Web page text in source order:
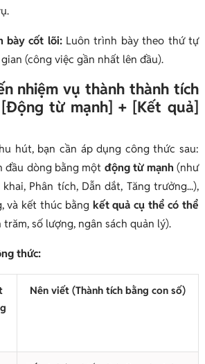
bày cốt lõi:Luôn trình bày theo thứ tự
(công việc gần nhất lên đầu).
nhiệm vụ thành thành tích
từ mạnh] + [Kết quả]
hút, bạn cần áp dụng công thức sau:
đầu dòng bằng một động từ mạnh (như
Phân tích, Dẫn dắt, Tăng trưởng...),
và kết thúc bằng kết quả cụ thể có thể
số lượng, ngân sách quản lý).
thức:
Nên viết (Thành tích bằng con số)